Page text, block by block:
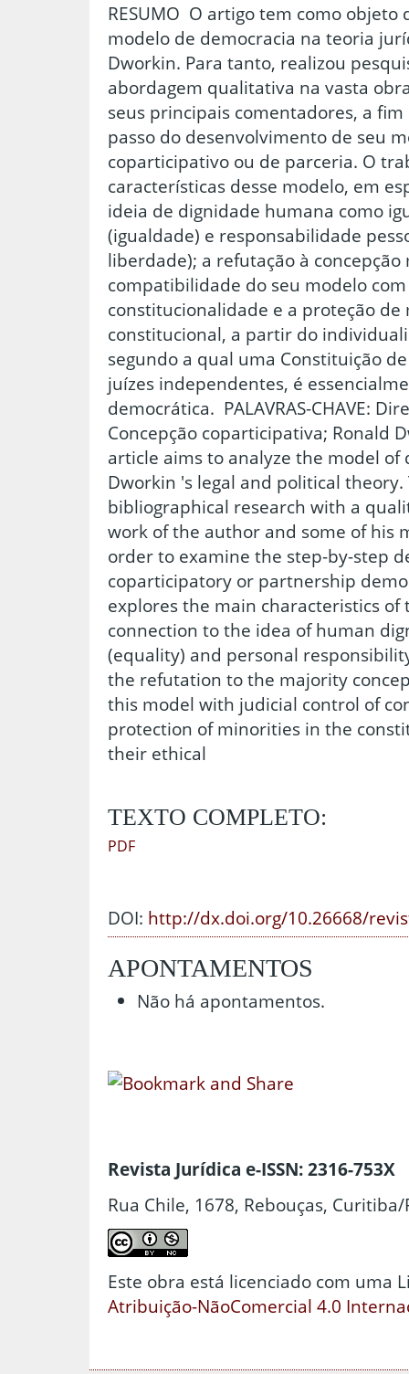
RESUMO O artigo tem como objeto
modelo de democracia na teoria
Dworkin. Para tanto, realizou
abordagem qualitativa na vasta
seus principais comentadores, a
passo do desenvolvimento de seu
coparticipativo ou de parceria. O
características desse modelo, em
ideia de dignidade humana como
(igualdade) e responsabilidade
liberdade); a refutação à
compatibilidade do seu modelo
constitucionalidade e a proteção
constitucional, a partir do
segundo a qual uma Constituição
juízes independentes, é
democrática. PALAVRAS-CHAVE:
Concepção coparticipativa; Ronald
article aims to analyze the model of
Dworkin 's legal and political
bibliographical research with a
work of the author and some of his
order to examine the step-by-step
coparticipatory or partnership
explores the main characteristics of
connection to the idea of human
(equality) and personal
the refutation to the majority
this model with judicial control of
protection of minorities in the
their ethical
TEXTO COMPLETO:
PDF
DOI: http://dx.doi.org/10.26668/
APONTAMENTOS
Não há apontamentos.
Revista Jurídica e-ISSN: 2316-753X
Rua Chile, 1678, Rebouças, Curitiba/
Este obra está licenciado com uma
Atribuição-NãoComercial 4.0